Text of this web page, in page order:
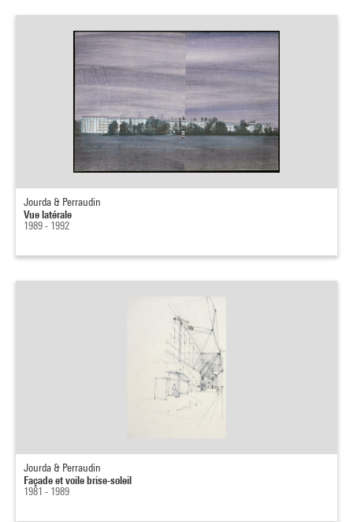
Jourda & Perraudin
Vue latérale
1989 - 1992
Jourda & Perraudin
Façade et voile brise-soleil
1981 - 1989